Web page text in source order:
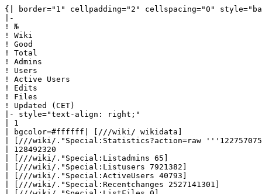
{| border="1" cellpadding="2" cellspacing="0" style="background: #f9f9f9; border: 1px solid #aaaaaa; border-collapse: collapse; white-space: nowrap; text-align: left" class="sortable"
|-
! №
! Wiki
! Good
! Total
! Admins
! Users
! Active Users
! Edits
! Files
! Updated (CET)
|- style="text-align: right;"
| 1
| bgcolor=#ffffff| [///wiki/ wikidata] 
| [///wiki/."Special:Statistics?action=raw '''122757075''']
| 128492320
| [///wiki/."Special:Listadmins 65]
| [///wiki/."Special:Listusers 7921382]
| [///wiki/."Special:ActiveUsers 40793]
| [///wiki/."Special:Recentchanges 2527141301]
| [///wiki/."Special:ListFiles 0]
| style="font-size: 70%; white-space:nowrap" | 2026-08-05 18:30:03|- style="text-align: right;"
| 2
| bgcolor=#F2FC53| [//en.wikipedia.org/wiki/ en.wikipedia] 
| [//en.wikipedia.org/wiki/."Special:Statistics?action=raw '''7219856''']
| 66027521
| [//en.wikipedia.org/wiki/."Special:Listadmins 813]
| [//en.wikipedia.org/wiki/."Special:Listusers 53950182]
| [//en.wikipedia.org/wiki/."Special:ActiveUsers 251364]
| [//en.wikipedia.org/wiki/."Special:Recentchanges 1363154561]
| [//en.wikipedia.org/wiki/."Special:ListFiles 973499]
| style="font-size: 70%; white-space:nowrap" | 2026-08-06 00:13:26|- style="text-align: right;"
| 3
| bgcolor=#ffffff| [//commons.wikimedia.org/wiki/ commons] 
| [//commons.wikimedia.org/wiki/."Special:Statistics?action=raw '''137228151''']
| 185758221
| [//commons.wikimedia.org/wiki/."Special:Listadmins 172]
| [//commons.wikimedia.org/wiki/."Special:Listusers 14692757]
| [//commons.wikimedia.org/wiki/."Special:ActiveUsers 37267]
| [//commons.wikimedia.org/wiki/."Special:Recentchanges 1255695160]
| [//commons.wikimedia.org/wiki/."Special:ListFiles 145501713]
| style="font-size: 70%; white-space:nowrap" | 2026-08-05 18:30:01|- style="text-align: right;"
| 4
| bgcolor=#F2FC53| [//de.wikipedia.org/wiki/ de.wikipedia] 
| [//de.wikipedia.org/wiki/."Special:Statistics?action=raw '''3141166''']
| 8597691
| [//de.wikipedia.org/wiki/."Special:Listadmins 160]
| [//de.wikipedia.org/wiki/."Special:Listusers 5279749]
| [//de.wikipedia.org/wiki/."Special:ActiveUsers 32742]
| [//de.wikipedia.org/wiki/."Special:Recentchanges 267022244]
| [//de.wikipedia.org/wiki/."Special:ListFiles 129720]
| style="font-size: 70%; white-space:nowrap" | 2026-08-06 00:13:06|- style="text-align: right;"
| 5
| bgcolor=#F2FC53| [//fr.wikipedia.org/wiki/ fr.wikipedia] 
| [//fr.wikipedia.org/wiki/."Special:Statistics?action=raw '''2773035''']
| 14074708
| [//fr.wikipedia.org/wiki/."Special:Listadmins 145]
| [//fr.wikipedia.org/wiki/."Special:Listusers 5961552]
| [//fr.wikipedia.org/wiki/."Special:ActiveUsers 32004]
| [//fr.wikipedia.org/wiki/."Special:Recentchanges 237923149]
| [//fr.wikipedia.org/wiki/."Special:ListFiles 79170]
| style="font-size: 70%; white-space:nowrap" | 2026-08-06 00:13:08|- style="text-align: right;"
| 6
| bgcolor=#F2FC53| [//